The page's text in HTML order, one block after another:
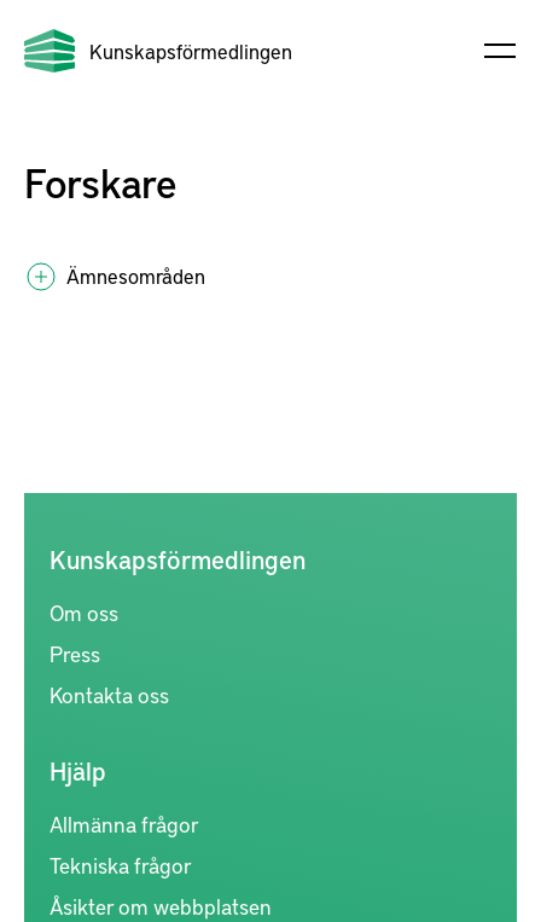
Kunskapsförmedlingen
Forskare
Ämnesområden
Kunskapsförmedlingen
Om oss
Press
Kontakta oss
Hjälp
Allmänna frågor
Tekniska frågor
Åsikter om webbplatsen